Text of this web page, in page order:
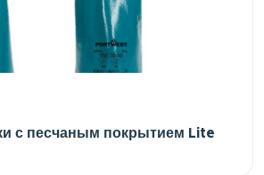
с песчаным покрытием Lite